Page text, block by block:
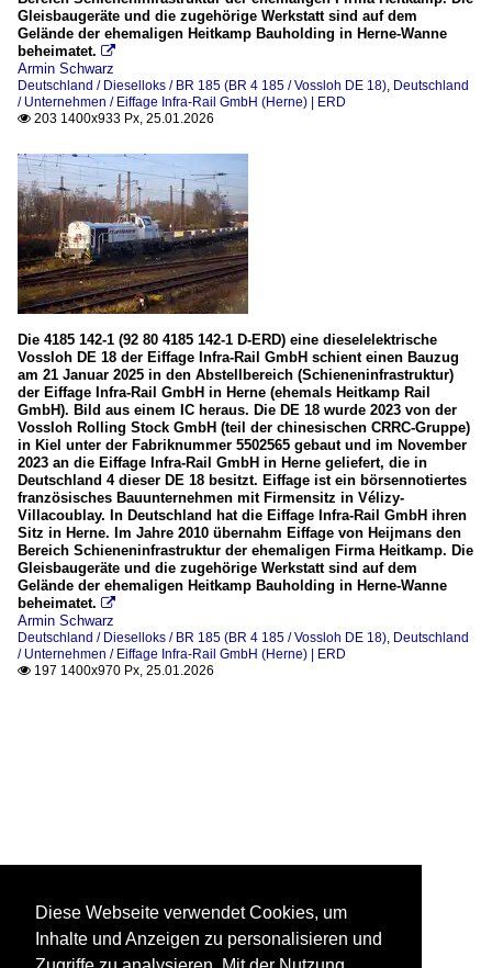
Gleisbaugeräte und die zugehörige Werkstatt sind auf dem
Gelände der ehemaligen Heitkamp Bauholding in Herne-Wanne
beheimatet. 
Armin Schwarz
Deutschland / Dieselloks / BR 185 (BR 4 185 / Vossloh DE 18), Deutschland
/ Unternehmen / Eiffage Infra-Rail GmbH (Herne) | ERD
 203 1400x933 Px, 25.01.2026
Die 4185 142-1 (92 80 4185 142-1 D-ERD) eine dieselelektrische
Vossloh DE 18 der Eiffage Infra-Rail GmbH schient einen Bauzug
am 21 Januar 2025 in den Abstellbereich (Schieneninfrastruktur)
der Eiffage Infra-Rail GmbH in Herne (ehemals Heitkamp Rail
GmbH). Bild aus einem IC heraus. Die DE 18 wurde 2023 von der
Vossloh Rolling Stock GmbH (teil der chinesischen CRRC-Gruppe)
in Kiel unter der Fabriknummer 5502565 gebaut und im November
2023 an die Eiffage Infra-Rail GmbH in Herne geliefert, die in
Deutschland 4 dieser DE 18 besitzt. Eiffage ist ein börsennotiertes
französisches Bauunternehmen mit Firmensitz in Vélizy-
Villacoublay. In Deutschland hat die Eiffage Infra-Rail GmbH ihren
Sitz in Herne. Im Jahre 2010 übernahm Eiffage von Heijmans den
Bereich Schieneninfrastruktur der ehemaligen Firma Heitkamp. Die
Gleisbaugeräte und die zugehörige Werkstatt sind auf dem
Gelände der ehemaligen Heitkamp Bauholding in Herne-Wanne
beheimatet. 
Armin Schwarz
Deutschland / Dieselloks / BR 185 (BR 4 185 / Vossloh DE 18), Deutschland
/ Unternehmen / Eiffage Infra-Rail GmbH (Herne) | ERD
 197 1400x970 Px, 25.01.2026
Diese Webseite verwendet Cookies, um
Inhalte und Anzeigen zu personalisieren und